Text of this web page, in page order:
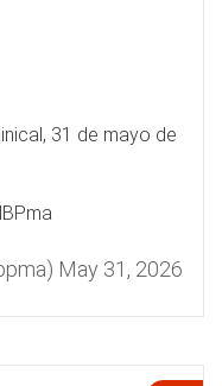
31 de mayo de
May 31, 2026